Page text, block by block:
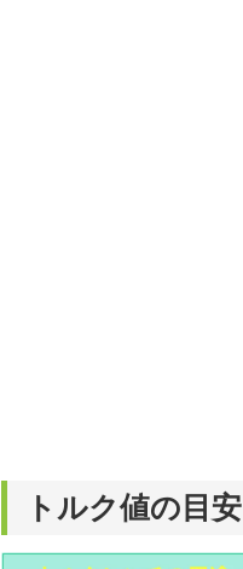
トルク値の目安